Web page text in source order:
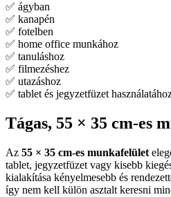
✅ ágyban
✅ kanapén
✅ fotelben
✅ home office munkához
✅ tanuláshoz
✅ filmezéshez
✅ utazáshoz
✅ tablet és jegyzetfüzet
Tágas, 55 × 35 cm-es
Az 55 × 35 cm-es munkafelület
tablet, jegyzetfüzet vagy kisebb
kialakítása kényelmesebb és
így nem kell külön asztalt keresni